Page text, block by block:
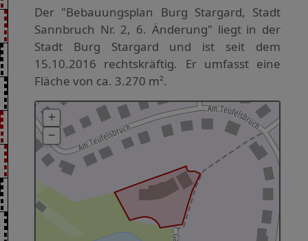
Der "Bebauungsplan Burg Stargard, Stadt
Sannbruch Nr. 2, 6. Änderung" liegt in der
Stadt Burg Stargard und ist seit dem
15.10.2016 rechtskräftig. Er umfasst eine
Fläche von ca. 3.270 m².